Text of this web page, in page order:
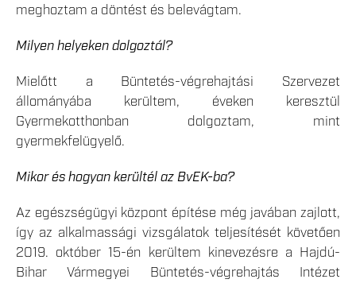
meghoztam a döntést és belevágtam.
Milyen helyeken dolgoztál?
Mielőtt a Büntetés-végrehajtási Szervezet
állományába kerültem, éveken keresztül
Gyermekotthonban dolgoztam, mint
gyermekfelügyelő.
Mikor és hogyan kerültél az BvEK-ba?
Az egészségügyi központ építése még javában zajlott,
így az alkalmassági vizsgálatok teljesítését követően
2019. október 15-én kerültem kinevezésre a Hajdú-
Bihar Vármegyei Büntetés-végrehajtás Intézet